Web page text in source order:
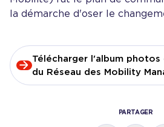
la démarche d'oser le
Télécharger l'album photos
du Réseau des Mobility
PARTAGER